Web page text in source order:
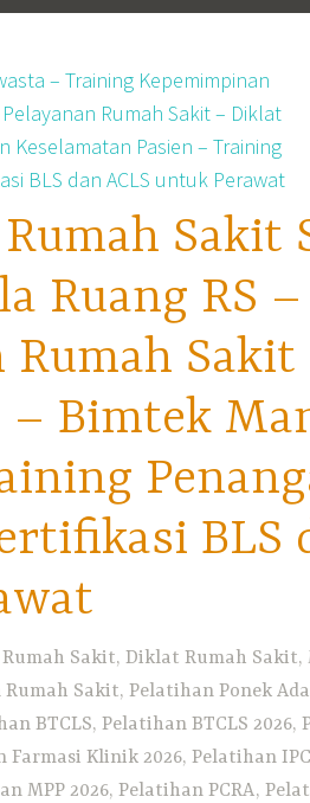
Sakit
Ruang RS
Rumah
Bimtek
BLS
Sakit, Diklat Rumah Sakit,
Sakit, Pelatihan Ponek
BTCLS, Pelatihan BTCLS 2026,
Farmasi Klinik 2026, Pelatihan
2026, Pelatihan PCRA,